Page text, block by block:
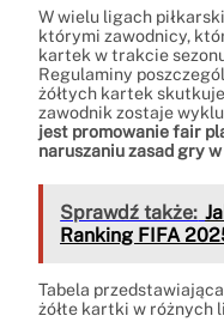
W wielu ligach
którymi zawodnicy,
kartek w trakcie
Regulaminy
żółtych kartek
zawodnik zostaje
jest promowanie fair
naruszaniu zasad gry w
Sprawdź także:
Ranking FIFA
Tabela
żółte kartki w różnych